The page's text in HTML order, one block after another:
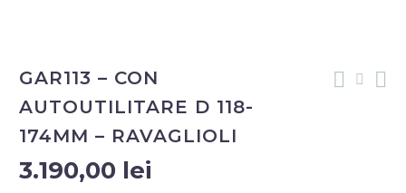
GAR113 – CON
AUTOUTILITARE D 118-
174MM – RAVAGLIOLI
3.190,00 lei